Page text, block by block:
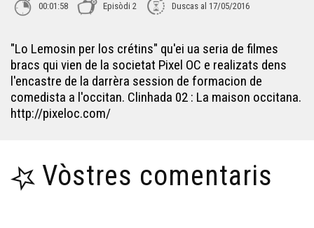
Lo bastit landés
L'ORS TV SHOW
Obludam pas - Institut Beaupeyrat
00:01:58 Episòdi 2 Duscas al 17/05/2016
"Lo Lemosin per los crétins" qu'ei ua seria de filmes
bracs qui vien de la societat Pixel OC e realizats dens
l'encastre de la darrèra session de formacion de
comedista a l'occitan. Clinhada 02 : La maison occitana.
http://pixeloc.com/
Vòstres comentaris